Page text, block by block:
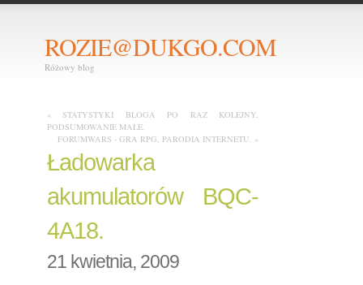
ROZIE@DUKGO.COM
Różowy blog
« STATYSTYKI BLOGA PO RAZ KOLEJNY,
PODSUMOWANIE MAŁE.
FORUMWARS - GRA RPG, PARODIA INTERNETU. »
Ładowarka
akumulatorów BQC-
4A18.
21 kwietnia, 2009